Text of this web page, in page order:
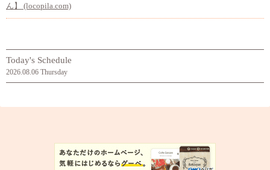
ん】 (locopila.com)
Today's Schedule
2026.08.06 Thursday